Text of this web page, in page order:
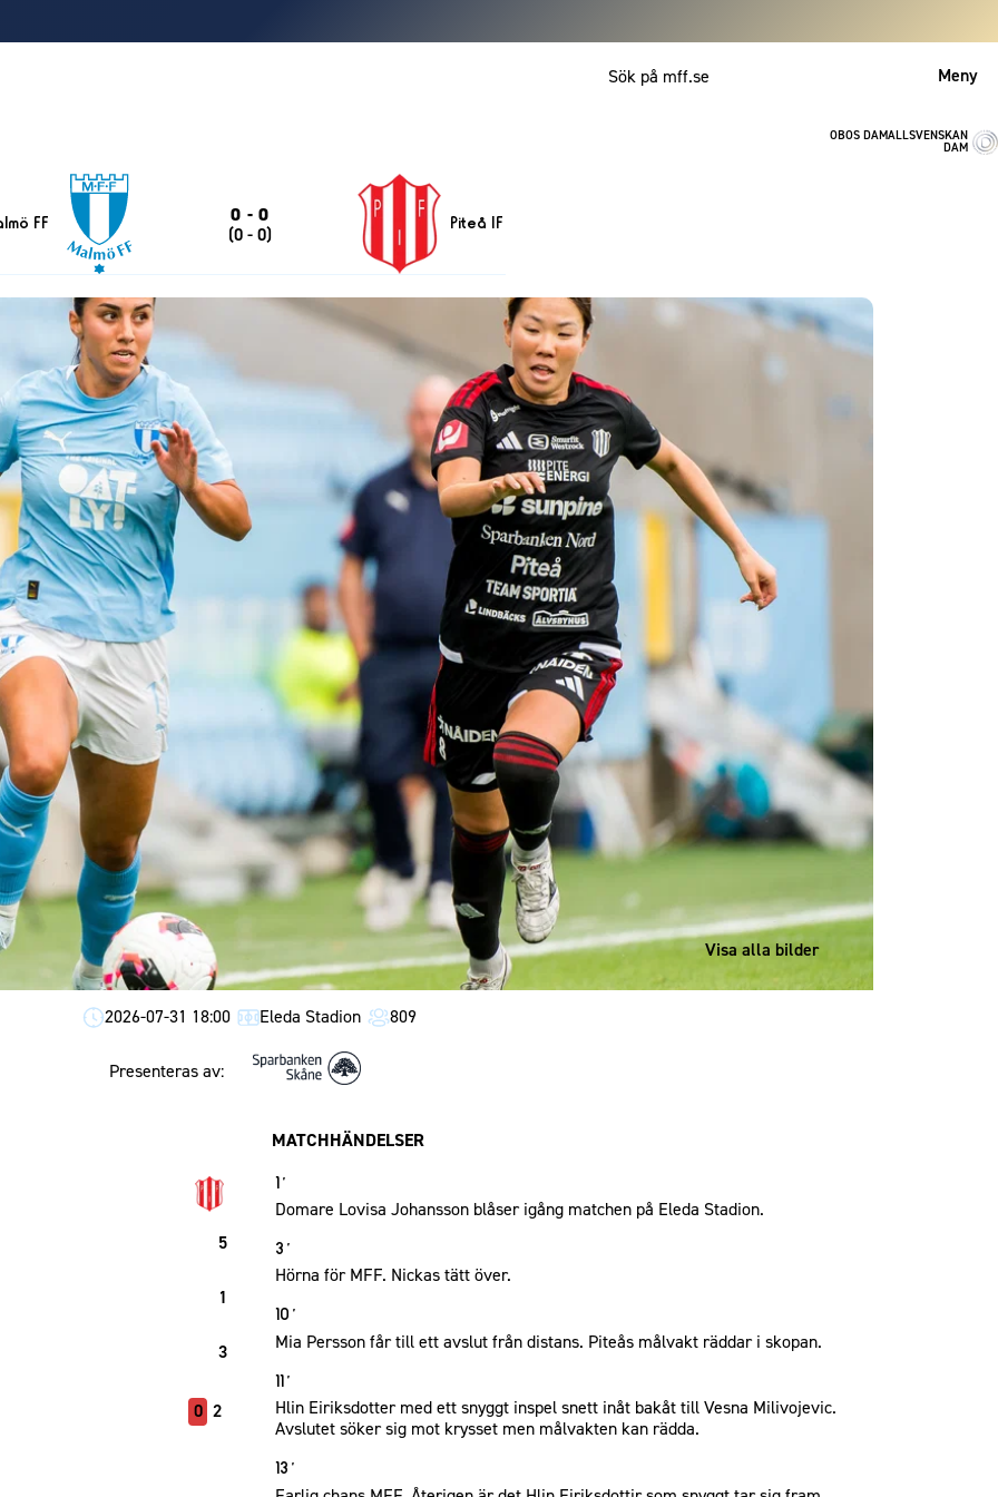
Meny
OBOS DAMALLSVENSKAN
DAM
FF 0 - 0
(0 - 0)
Piteå IF
5
1
3
2
0
Visa alla bilder
2026-07-31 18:00 Eleda Stadion 809
Presenteras av:
MATCHHÄNDELSER
1´
Domare Lovisa Johansson blåser igång matchen på Eleda Stadion.
3´
Hörna för MFF. Nickas tätt över.
10´
Mia Persson får till ett avslut från distans. Piteås målvakt räddar i skopan.
11´
Hlin Eiriksdotter med ett snyggt inspel snett inåt bakåt till Vesna Milivojevic.
Avslutet söker sig mot krysset men målvakten kan rädda.
13´